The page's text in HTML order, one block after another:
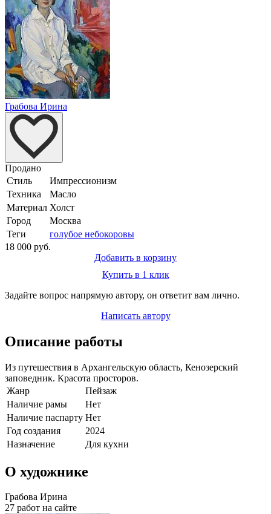
Грабова Ирина
Продано
Стиль
Импрессионизм
Техника
Масло
Материал Холст
Город
Москва
Теги
голубое небокоровы
18 000 руб.
Добавить в корзину
Купить в 1 клик
Задайте вопрос напрямую автору, он ответит вам лично.
Написать автору
Описание работы
Из путешествия в Архангельскую область, Кенозерский
заповедник. Красота просторов.
Жанр
Пейзаж
Наличие рамы
Нет
Наличие паспарту Нет
Год создания
2024
Назначение
Для кухни
О художнике
Грабова Ирина
27 работ на сайте